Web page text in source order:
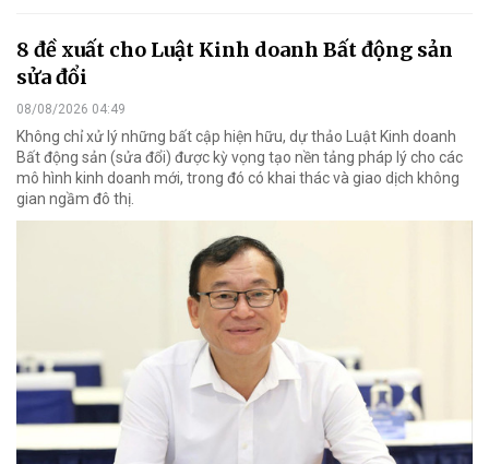
8 đề xuất cho Luật Kinh doanh Bất động sản
sửa đổi
08/08/2026 04:49
Không chỉ xử lý những bất cập hiện hữu, dự thảo Luật Kinh doanh
Bất động sản (sửa đổi) được kỳ vọng tạo nền tảng pháp lý cho các
mô hình kinh doanh mới, trong đó có khai thác và giao dịch không
gian ngầm đô thị.